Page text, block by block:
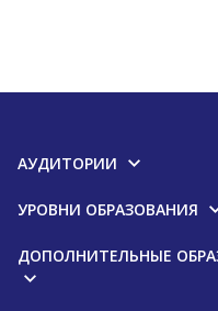
АУДИТОРИИ
УРОВНИ ОБРАЗОВАНИЯ
ДОПОЛНИТЕЛЬНЫЕ